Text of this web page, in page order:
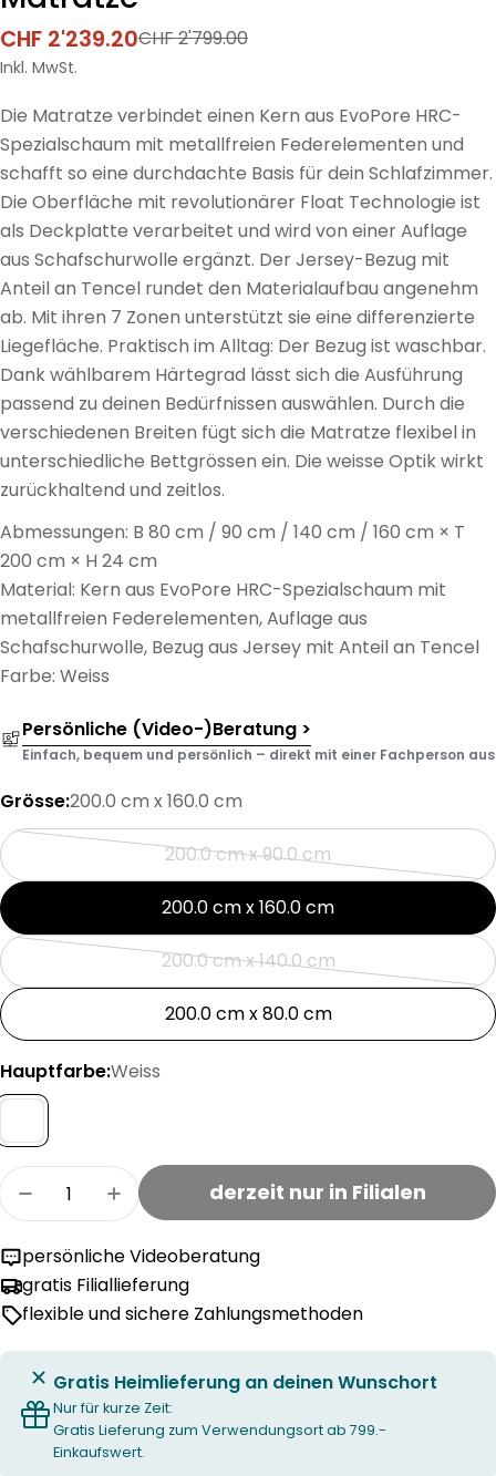
Verkaufspreis
CHF 2'239.20
Regulärer
Preis
CHF 2'799.00
Inkl. MwSt.
Die Matratze verbindet einen Kern aus EvoPore HRC-
Spezialschaum mit metallfreien Federelementen und
schafft so eine durchdachte Basis für dein Schlafzimmer.
Die Oberfläche mit revolutionärer Float Technologie ist
als Deckplatte verarbeitet und wird von einer Auflage
aus Schafschurwolle ergänzt. Der Jersey-Bezug mit
Anteil an Tencel rundet den Materialaufbau angenehm
ab. Mit ihren 7 Zonen unterstützt sie eine differenzierte
Liegefläche. Praktisch im Alltag: Der Bezug ist waschbar.
Dank wählbarem Härtegrad lässt sich die Ausführung
passend zu deinen Bedürfnissen auswählen. Durch die
verschiedenen Breiten fügt sich die Matratze flexibel in
unterschiedliche Bettgrössen ein. Die weisse Optik wirkt
zurückhaltend und zeitlos.
Abmessungen: B 80 cm / 90 cm / 140 cm / 160 cm × T
200 cm × H 24 cm
Material: Kern aus EvoPore HRC-Spezialschaum mit
metallfreien Federelementen, Auflage aus
Schafschurwolle, Bezug aus Jersey mit Anteil an Tencel
Farbe: Weiss
Persönliche (Video-)Beratung >
Einfach, bequem und persönlich – direkt mit einer Fachperson aus
Grösse:200.0 cm x 160.0 cm
200.0 cm x 90.0 cm
Variante
ausverkauft
nicht
verfügbar
200.0 cm x 160.0 cm
200.0 cm x 140.0 cm
Variante
ausverkauft
200.0 cm x 80.0 cm
Hauptfarbe:Weiss
Menge
Menge für bico PREMIOTOP FLOAT II firm
Menge für bico PREMIOTOP FLOAT II
derzeit nur in Filialen
persönliche Videoberatung
gratis Filiallieferung
flexible und sichere Zahlungsmethoden
Gratis Heimlieferung an deinen Wunschort
Nur für kurze Zeit:
Gratis Lieferung zum Verwendungsort ab 799.-
Einkaufswert.